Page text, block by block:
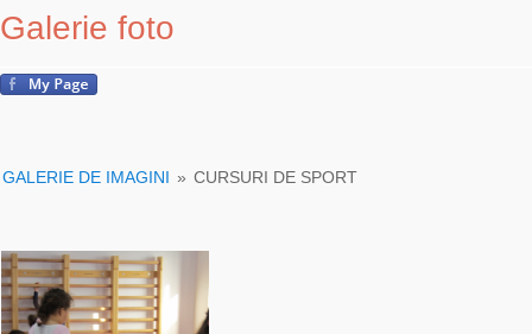
Galerie foto
GALERIE DE IMAGINI » CURSURI DE SPORT